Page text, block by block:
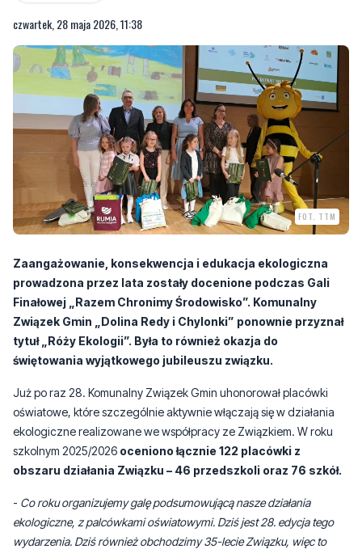
czwartek, 28 maja 2026, 11:38
FOT. TTM
Zaangażowanie, konsekwencja i edukacja ekologiczna
prowadzona przez lata zostały docenione podczas Gali
Finałowej „Razem Chronimy Środowisko”. Komunalny
Związek Gmin „Dolina Redy i Chylonki” ponownie przyznał
tytuł „Róży Ekologii”. Była to również okazja do
świętowania wyjątkowego jubileuszu związku.
Już po raz 28. Komunalny Związek Gmin uhonorował placówki
oświatowe, które szczególnie aktywnie włączają się w działania
ekologiczne realizowane we współpracy ze Związkiem. W roku
szkolnym 2025/2026 oceniono łącznie 122 placówki z
obszaru działania Związku – 46 przedszkoli oraz 76 szkół.
- Co roku organizujemy galę podsumowującą nasze działania
ekologiczne, z palcówkami oświatowymi. Dziś jest 28. edycja tego
wydarzenia. Dziś również obchodzimy 35-lecie Związku, więc to